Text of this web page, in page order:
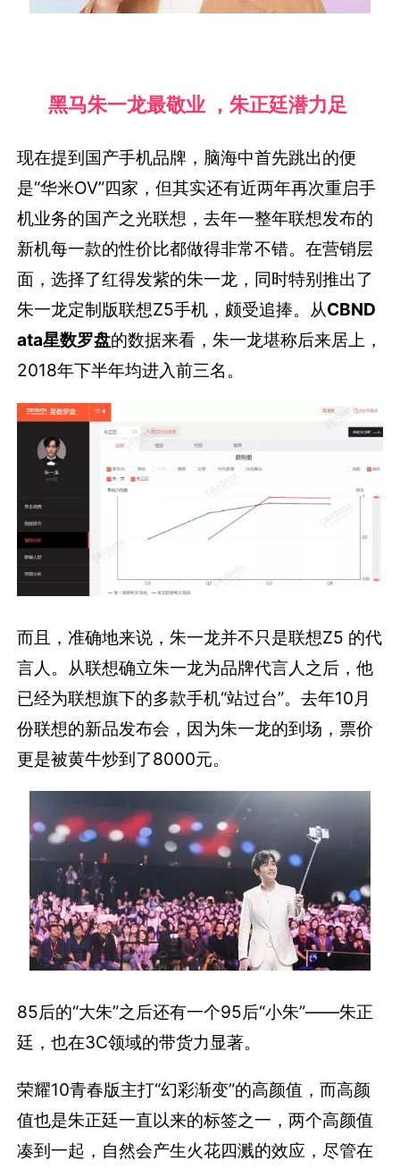
黑马朱一龙最敬业 ，朱正廷潜力足
现在提到国产手机品牌，脑海中首先跳出的便
是“华米OV”四家，但其实还有近两年再次重启手
机业务的国产之光联想，去年一整年联想发布的
新机每一款的性价比都做得非常不错。在营销层
面，选择了红得发紫的朱一龙，同时特别推出了
朱一龙定制版联想Z5手机，颇受追捧。从CBND
ata星数罗盘的数据来看，朱一龙堪称后来居上，
2018年下半年均进入前三名。
而且，准确地来说，朱一龙并不只是联想Z5 的代
言人。从联想确立朱一龙为品牌代言人之后，他
已经为联想旗下的多款手机“站过台”。去年10月
份联想的新品发布会，因为朱一龙的到场，票价
更是被黄牛炒到了8000元。
85后的“大朱”之后还有一个95后“小朱”——朱正
廷，也在3C领域的带货力显著。
荣耀10青春版主打“幻彩渐变”的高颜值，而高颜
值也是朱正廷一直以来的标签之一，两个高颜值
凑到一起，自然会产生火花四溅的效应，尽管在